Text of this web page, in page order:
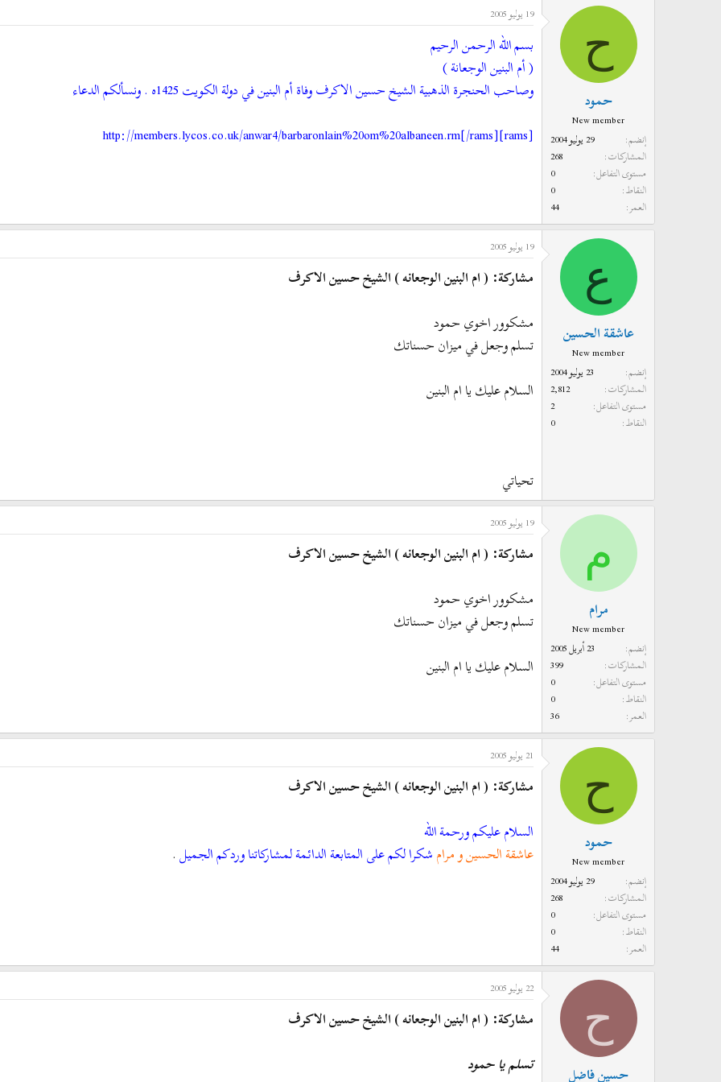
ئ
و
ع
خ
ا
ل
ب
د
ح
حمود
New member
إنضم
29 يوليو 2004
المشاركات
268
مستوى التفاعل
0
النقاط
0
العمر
44
19 يوليو 2005
بسم الله الرحمن الرحيم
( أم البنين الوجعانة )
وصاحب الحنجرة الذهبية الشيخ حسين الاكرف وفاة أم البنين في دولة الكويت 1425ه . ونسألكم الدعاء
[rams]http://members.lycos.co.uk/anwar4/barbaronlain%20om%20albaneen.rm[/rams]
ع
عاشقة الحسين
New member
إنضم
23 يوليو 2004
المشاركات
2,812
مستوى التفاعل
2
النقاط
0
19 يوليو 2005
مشاركة: ( ام البنين الوجعانه ) الشيخ حسين الاكرف
مشكوور اخوي حمود
تسلم وجعل في ميزان حسناتك
السلام عليك يا ام البنين
تحياتي
م
مرام
New member
إنضم
23 أبريل 2005
المشاركات
399
مستوى التفاعل
0
النقاط
0
العمر
36
19 يوليو 2005
مشاركة: ( ام البنين الوجعانه ) الشيخ حسين الاكرف
مشكوور اخوي حمود
تسلم وجعل في ميزان حسناتك
السلام عليك يا ام البنين
ح
حمود
New member
إنضم
29 يوليو 2004
المشاركات
268
مستوى التفاعل
0
النقاط
0
العمر
44
21 يوليو 2005
مشاركة: ( ام البنين الوجعانه ) الشيخ حسين الاكرف
السلام عليكم ورحمة الله
عاشقة الحسين و مرامشكرا لكم على المتابعة الدائمة لمشاركاتنا وردكم الجميل.
ح
حسين فاضل
22 يوليو 2005
مشاركة: ( ام البنين الوجعانه ) الشيخ حسين الاكرف
تسلم يا حمود